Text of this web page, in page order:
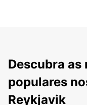
Descubra as
populares
Reykjavik